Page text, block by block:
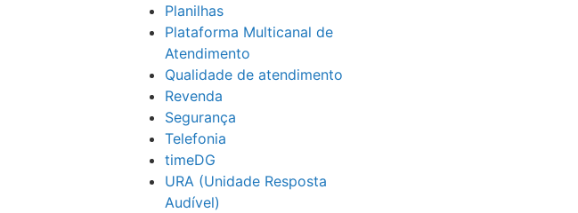
Planilhas
Plataforma Multicanal de
Atendimento
Qualidade de atendimento
Revenda
Segurança
Telefonia
timeDG
URA (Unidade Resposta
Audível)